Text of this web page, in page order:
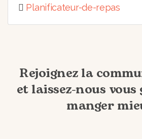
Planificateur-de-repas
Rejoignez la
et laissez-nous
manger